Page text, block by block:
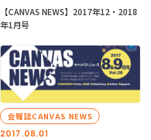
【CANVAS NEWS】2017年12・2018
年1月号
2017.08.01
会報誌CANVAS NEWS